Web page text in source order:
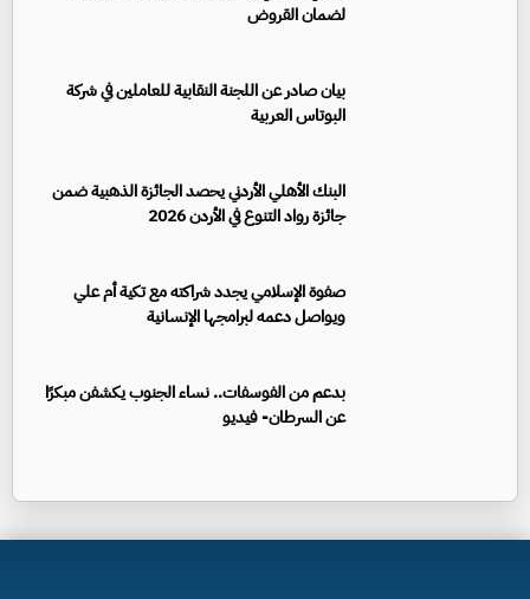
لضمان القروض
بيان صادر عن اللجنة النقابية للعاملين في شركة
البوتاس العربية
البنك الأهلي الأردني يحصد الجائزة الذهبية ضمن
جائزة رواد التنوع في الأردن 2026
صفوة الإسلامي يجدد شراكته مع تكية أم علي
ويواصل دعمه لبرامجها الإنسانية
بدعم من الفوسفات.. نساء الجنوب يكشفن مبكرًا
عن السرطان- فيديو